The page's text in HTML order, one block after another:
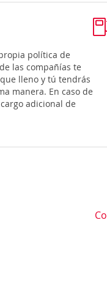
política de
las compañías te
lleno y tú tendrás
manera. En caso de
adicional de